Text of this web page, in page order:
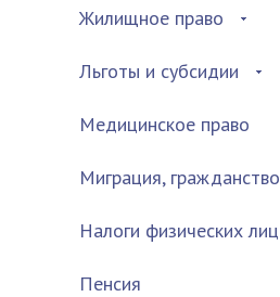
Жилищное право
Льготы и субсидии
Медицинское право
Миграция, гражданство
Налоги физических лиц
Пенсия